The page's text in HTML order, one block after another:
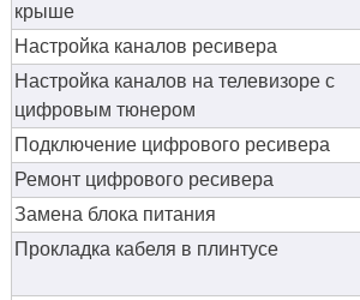
крыше
Настройка каналов ресивера
Настройка каналов на телевизоре с
цифровым тюнером
Подключение цифрового ресивера
Ремонт цифрового ресивера
Замена блока питания
Прокладка кабеля в плинтусе